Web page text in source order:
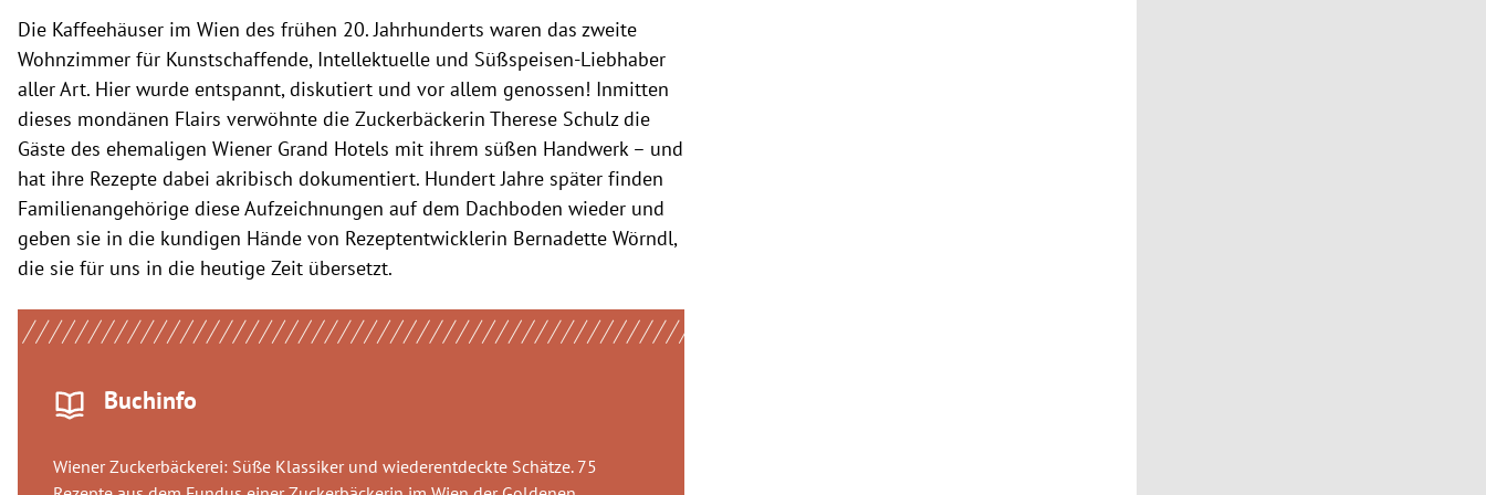
Die Kaffeehäuser im Wien des frühen 20. Jahrhunderts waren das zweite
Wohnzimmer für Kunstschaffende, Intellektuelle und Süßspeisen-Liebhaber
aller Art. Hier wurde entspannt, diskutiert und vor allem genossen! Inmitten
dieses mondänen Flairs verwöhnte die Zuckerbäckerin Therese Schulz die
Gäste des ehemaligen Wiener Grand Hotels mit ihrem süßen Handwerk – und
hat ihre Rezepte dabei akribisch dokumentiert. Hundert Jahre später finden
Familienangehörige diese Aufzeichnungen auf dem Dachboden wieder und
geben sie in die kundigen Hände von Rezeptentwicklerin Bernadette Wörndl,
die sie für uns in die heutige Zeit übersetzt.
Buchinfo
Wiener Zuckerbäckerei: Süße Klassiker und wiederentdeckte Schätze. 75